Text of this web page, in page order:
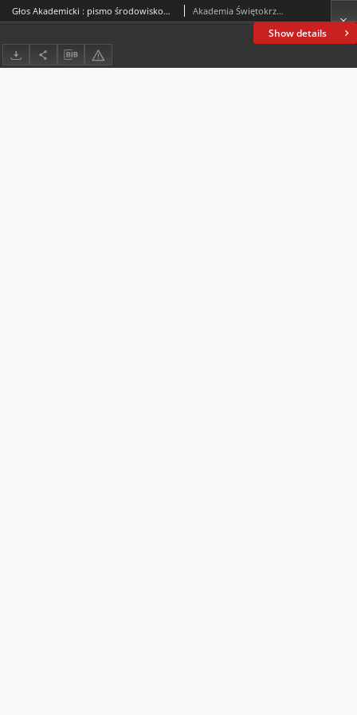
Show details
Głos Akademicki : pismo środowiskowe Akademii Świętokrzyskiej im. Jana Kochanowskiego w Kielcach. 2004, R. XI, nr 2 (41) : kwiecień-czerwiec 2004 Akademia Świętokrzyska im. Jana Kochanowskiego (Kielce)